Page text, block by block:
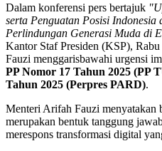
Dalam konferensi pers bertajuk
serta Penguatan Posisi
Perlindungan Generasi Muda di
Kantor Staf Presiden (KSP),
Fauzi menggarisbawahi urgensi
PP Nomor 17 Tahun 2025 (PP
Tahun 2025 (Perpres PARD).
Menteri Arifah Fauzi menyatakan
merupakan bentuk tanggung
merespons transformasi digital